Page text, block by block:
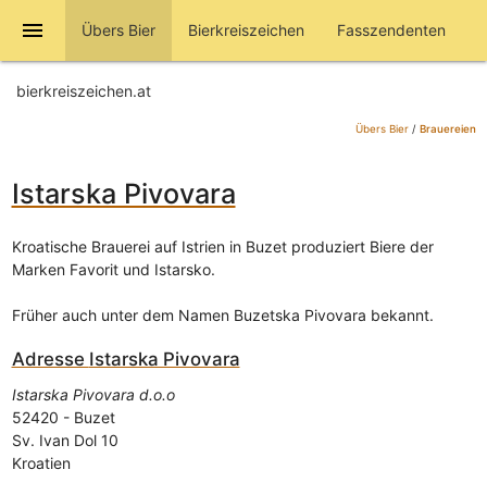
menu Übers Bier Bierkreiszeichen Fasszendenten
bierkreiszeichen.at
Übers Bier/ Brauereien
Istarska Pivovara
Kroatische Brauerei auf Istrien in Buzet produziert Biere der
Marken Favorit und Istarsko.
Früher auch unter dem Namen Buzetska Pivovara bekannt.
Adresse Istarska Pivovara
Istarska Pivovara d.o.o
52420 - Buzet
Sv. Ivan Dol 10
Kroatien